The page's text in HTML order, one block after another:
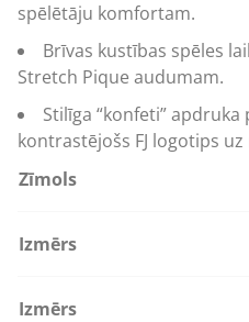
spēlētāju komfortam.
Brīvas kustības spēles
Stretch Pique audumam.
Stilīga “konfeti”
kontrastējošs FJ logotips
Zīmols
Izmērs
Izmērs